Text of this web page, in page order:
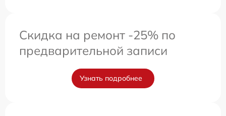
Скидка на ремонт -25% по
предварительной записи
Узнать подробнее